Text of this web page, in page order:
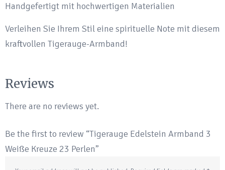
Handgefertigt mit hochwertigen Materialien
Verleihen Sie Ihrem Stil eine spirituelle Note mit diesem
kraftvollen Tigerauge-Armband!
Reviews
There are no reviews yet.
Be the first to review “Tigerauge Edelstein Armband 3
Weiße Kreuze 23 Perlen”